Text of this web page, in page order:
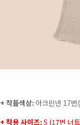
+ 작품색상: 아크린넨 17
+ 착용 사이즈: S (17번 너